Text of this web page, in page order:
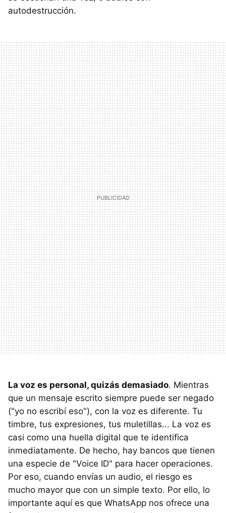
autodestrucción.
La voz es personal, quizás demasiado. Mientras
que un mensaje escrito siempre puede ser negado
("yo no escribí eso"), con la voz es diferente. Tu
timbre, tus expresiones, tus muletillas... La voz es
casi como una huella digital que te identifica
inmediatamente. De hecho, hay bancos que tienen
una especie de "Voice ID" para hacer operaciones.
Por eso, cuando envías un audio, el riesgo es
mucho mayor que con un simple texto. Por ello, lo
importante aquí es que WhatsApp nos ofrece una